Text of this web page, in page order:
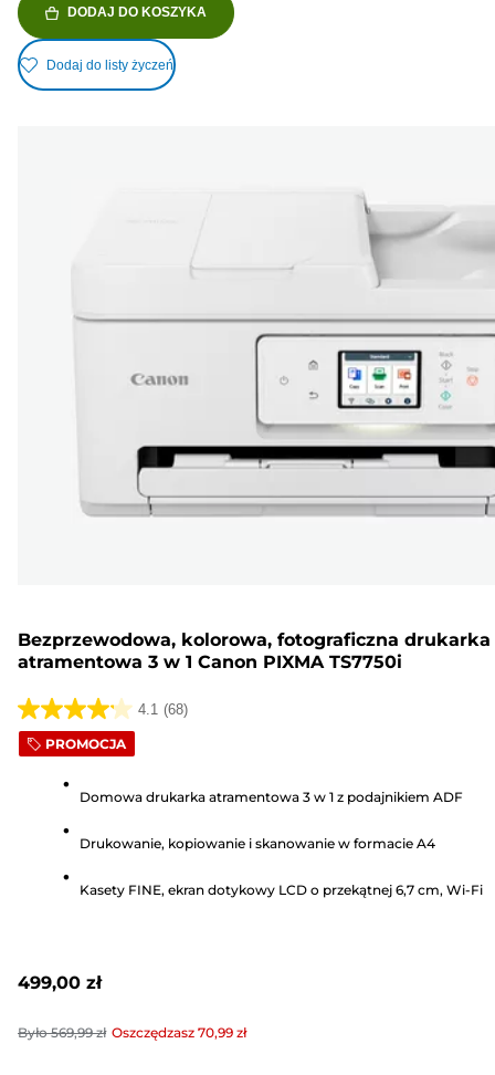
DODAJ DO KOSZYKA
Dodaj do listy życzeń
Bezprzewodowa, kolorowa, fotograficzna drukarka
atramentowa 3 w 1 Canon PIXMA TS7750i
4.1 (68)
4.1
na
gwiazdek.
Recenzji
PROMOCJA
Domowa drukarka atramentowa 3 w 1 z podajnikiem ADF
Drukowanie, kopiowanie i skanowanie w formacie A4
Kasety FINE, ekran dotykowy LCD o przekątnej 6,7 cm, Wi-Fi
499,00 zł
Było569,99 zł Oszczędzasz 70,99 zł